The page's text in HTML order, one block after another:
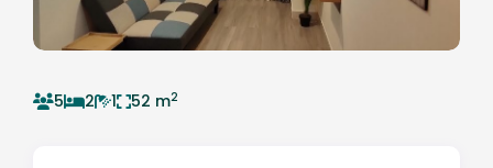
5 2 1 52 m2